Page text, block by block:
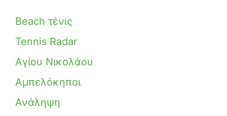
Beach τένις
Tennis Radar
Αγίου Νικολάου
Αμπελόκηποι
Ανάληψη